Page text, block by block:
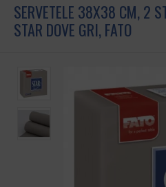
SERVETELE 38X38 CM, 2
STAR DOVE GRI, FATO